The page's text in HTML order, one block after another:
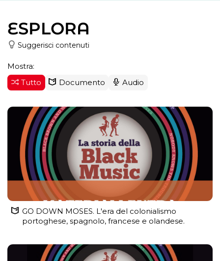
ESPLORA
Suggerisci contenuti
Mostra:
Tutto
Documento Audio
GO DOWN MOSES. L'era del colonialismo
portoghese, spagnolo, francese e olandese.